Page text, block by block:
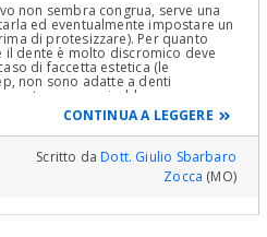
non sembra congrua, serve una
ed eventualmente impostare un
di protesizzare). Per quanto
dente è molto discromico deve
di faccetta estetica (le
non sono adatte a denti
non coprirebbero
estetica che può realizzare
se però, limando molto il dente
probabile estensione palatale), il
allora sarà opportuno
Questo si stabilisce dopo aver
accurata, impronte e modelli di
CONTINUA A LEGGERE
Scritto daDott. Giulio Sbarbaro
Zocca (MO)